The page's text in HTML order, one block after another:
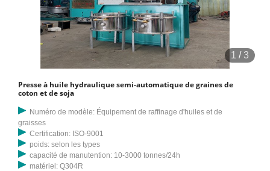
1 /3
Presse à huile hydraulique semi-automatique de graines de
coton et de soja
Numéro de modèle: Équipement de raffinage d'huiles et de
graisses
Certification: ISO-9001
poids: selon les types
capacité de manutention: 10-3000 tonnes/24h
matériel: Q304R